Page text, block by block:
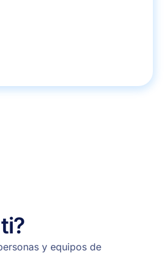
y equipos de